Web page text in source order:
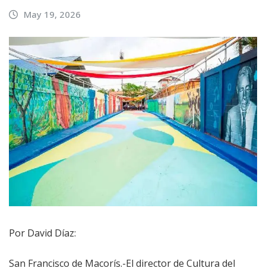
May 19, 2026
Por David Díaz:
San Francisco de Macorís.-El director de Cultura del